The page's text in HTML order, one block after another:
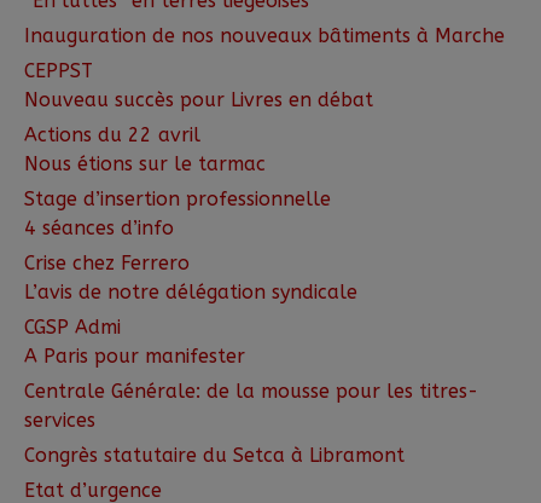
Inauguration de nos nouveaux bâtiments à Marche
CEPPST
Nouveau succès pour Livres en débat
Actions du 22 avril
Nous étions sur le tarmac
Stage d’insertion professionnelle
4 séances d’info
Crise chez Ferrero
L’avis de notre délégation syndicale
CGSP Admi
A Paris pour manifester
Centrale Générale: de la mousse pour les titres-
services
Congrès statutaire du Setca à Libramont
Etat d’urgence